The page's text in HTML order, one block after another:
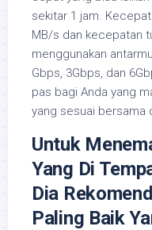
sekitar 1 jam.
MB/s dan kecepatan
menggunakan
Gbps, 3Gbps, dan
pas bagi Anda yang
yang sesuai bersama
Untuk
Yang Di
Dia
Paling Baik